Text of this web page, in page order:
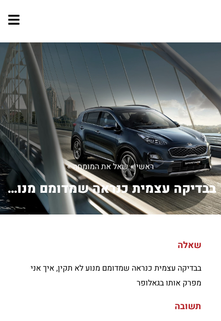
ראשי»שאל את המומחה»
בבדיקה עצמית כנראה שמדומם מנוע לא תקי...
שאלה
בבדיקה עצמית כנראה שמדומם מנוע לא תקין, איך אני
מפרק אותו בגאלופר
תשובה